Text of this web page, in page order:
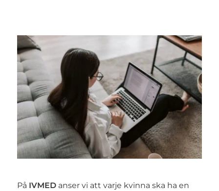
På IVMED anser vi att varje kvinna ska ha en